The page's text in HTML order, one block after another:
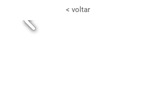
< voltar